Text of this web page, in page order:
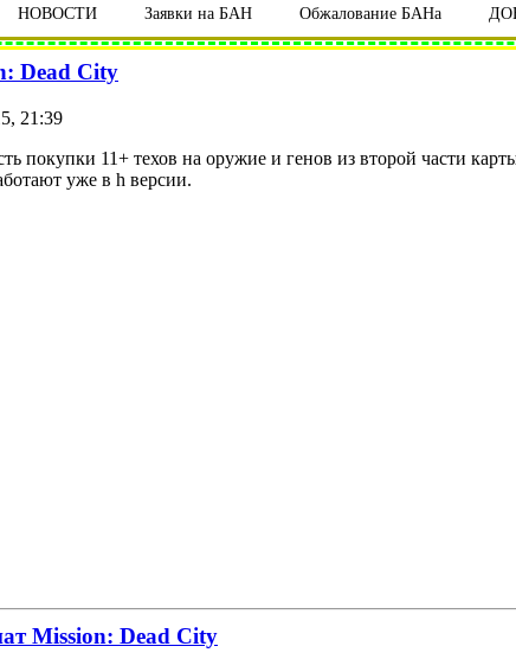
НОВОСТИ Заявки на БАН Обжалование БАНа
Dead City
21:39
покупки 11+ техов на оружие и генов из второй части
уже в h версии.
Mission: Dead City